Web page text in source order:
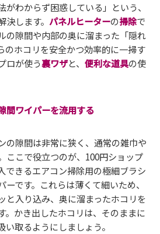
がわからず困惑している」という、
します。 パネルヒーターの掃除で
の隙間や内部の奥に溜まった「隠れ
のホコリを安全かつ効率的に一掃す
ロが使う裏ワザと、 便利な道具の使
間ワイパーを流用する
の隙間は非常に狭く、通常の雑巾や
ここで役立つのが、100円ショップ
できるエアコン掃除用の極細ブラシ
です。これらは薄くて細いため、
と入り込み、奥に溜まったホコリを
。かき出したホコリは、そのままに
取るようにしましょう。